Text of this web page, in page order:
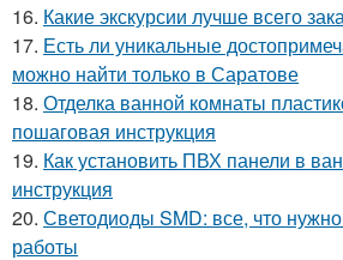
16. Какие экскурсии лучше всего
17. Есть ли уникальные
можно найти только в Саратове
18. Отделка ванной комнаты
пошаговая инструкция
19. Как установить ПВХ панели в
инструкция
20. Светодиоды SMD: все, что
работы